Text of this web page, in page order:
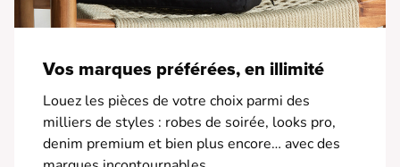
Vos marques préférées, en illimité
Louez les pièces de votre choix parmi des
milliers de styles : robes de soirée, looks pro,
denim premium et bien plus encore… avec des